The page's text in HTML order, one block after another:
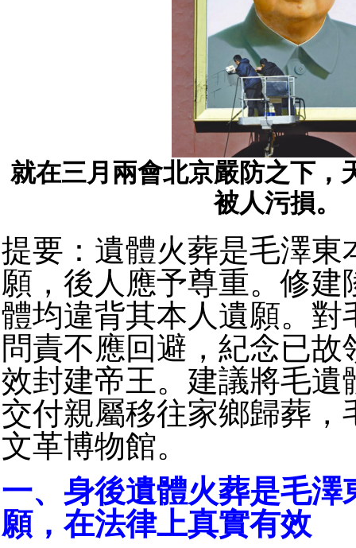
就在三月兩會北京嚴防之下，
被人污損。
提要：遺體火葬是毛澤東
願，後人應予尊重。修建
體均違背其本人遺願。對
問責不應回避，紀念已故
效封建帝王。建議將毛遺
交付親屬移往家鄉歸葬，
文革博物館。
一、身後遺體火葬是毛澤
願，在法律上真實有效